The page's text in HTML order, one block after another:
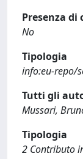
Presenza
No
Tipologia
info:eu-repo/
Tutti gli
Mussari,
Tipologia
2 Contributo